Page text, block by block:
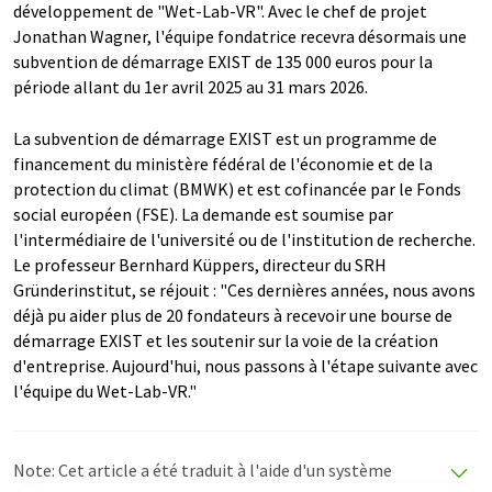
développement de "Wet-Lab-VR". Avec le chef de projet
Jonathan Wagner, l'équipe fondatrice recevra désormais une
subvention de démarrage EXIST de 135 000 euros pour la
période allant du 1er avril 2025 au 31 mars 2026.
La subvention de démarrage EXIST est un programme de
financement du ministère fédéral de l'économie et de la
protection du climat (BMWK) et est cofinancée par le Fonds
social européen (FSE). La demande est soumise par
l'intermédiaire de l'université ou de l'institution de recherche.
Le professeur Bernhard Küppers, directeur du SRH
Gründerinstitut, se réjouit : "Ces dernières années, nous avons
déjà pu aider plus de 20 fondateurs à recevoir une bourse de
démarrage EXIST et les soutenir sur la voie de la création
d'entreprise. Aujourd'hui, nous passons à l'étape suivante avec
l'équipe du Wet-Lab-VR."
Note: Cet article a été traduit à l'aide d'un système